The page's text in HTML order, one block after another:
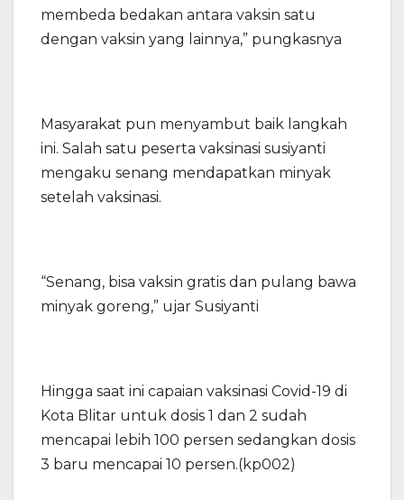
membeda bedakan antara vaksin satu
dengan vaksin yang lainnya,” pungkasnya
Masyarakat pun menyambut baik langkah
ini. Salah satu peserta vaksinasi susiyanti
mengaku senang mendapatkan minyak
setelah vaksinasi.
“Senang, bisa vaksin gratis dan pulang bawa
minyak goreng,” ujar Susiyanti
Hingga saat ini capaian vaksinasi Covid-19 di
Kota Blitar untuk dosis 1 dan 2 sudah
mencapai lebih 100 persen sedangkan dosis
3 baru mencapai 10 persen.(kp002)